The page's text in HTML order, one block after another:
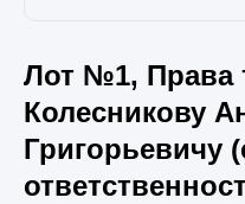
Лот №1, Права
Колесникову
Григорьевичу